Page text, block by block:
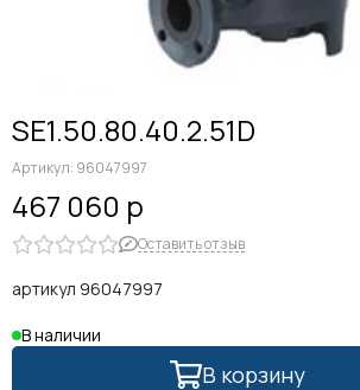
SE1.50.80.40.2.51D
Артикул: 96047997
467 060 р
Оставить отзыв
артикул 96047997
В наличии
В корзину